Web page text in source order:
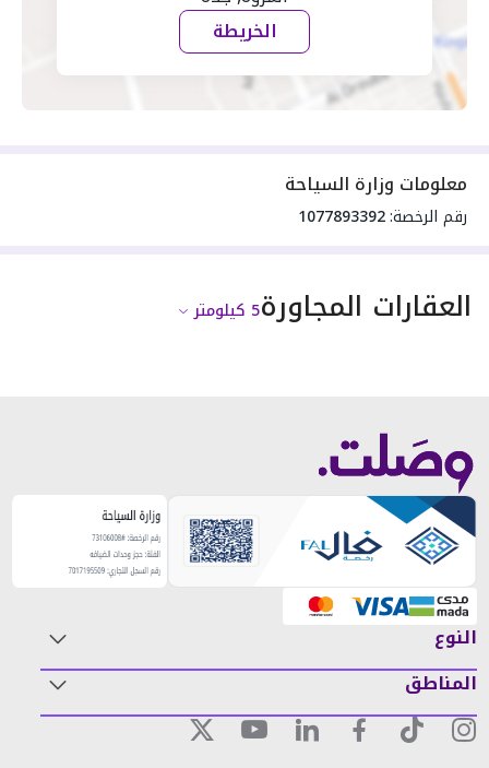
الخريطة
معلومات وزارة السياحة
رقم الرخصة:1077893392
العقارات المجاورة5 كيلومتر
النوع
المناطق